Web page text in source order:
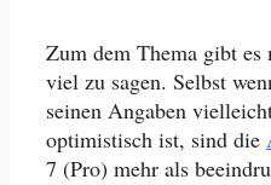
Zum dem Thema gibt es
viel zu sagen. Selbst
seinen Angaben
optimistisch ist, sind die
7 (Pro) mehr als